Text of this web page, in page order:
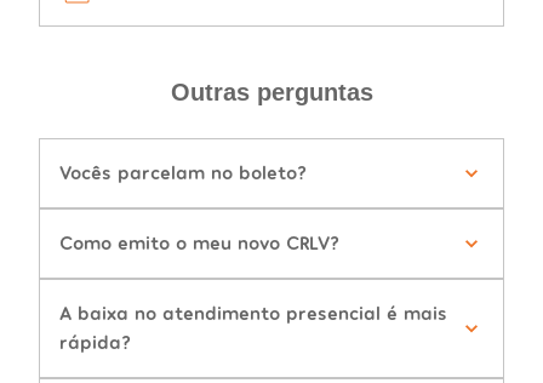
Outras perguntas
Vocês parcelam no boleto?
Como emito o meu novo CRLV?
A baixa no atendimento presencial é mais
rápida?